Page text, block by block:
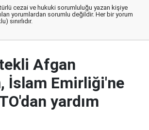
türlü cezai ve hukuki sorumluluğu yazan kişiye
yorumlardan sorumlu değildir. Her bir yorum
sınırlıdır.
Afgan
İslam Emirliği'ne
yardım